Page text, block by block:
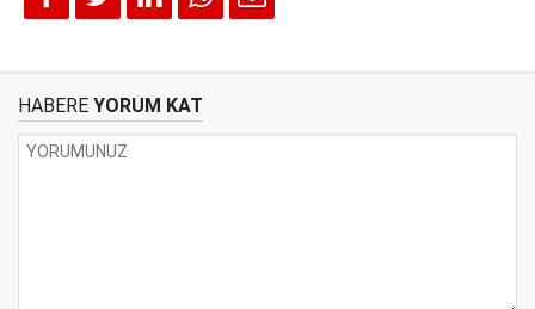
HABERE YORUM KAT